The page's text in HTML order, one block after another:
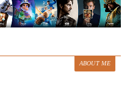
ABOUT ME